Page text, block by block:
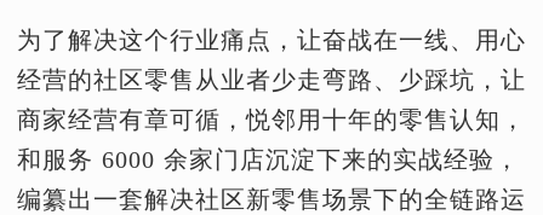
为了解决这个行业痛点，让奋战在一线、用心
经营的社区零售从业者少走弯路、少踩坑，让
商家经营有章可循，悦邻用十年的零售认知，
和服务 6000 余家门店沉淀下来的实战经验，
编纂出一套解决社区新零售场景下的全链路运